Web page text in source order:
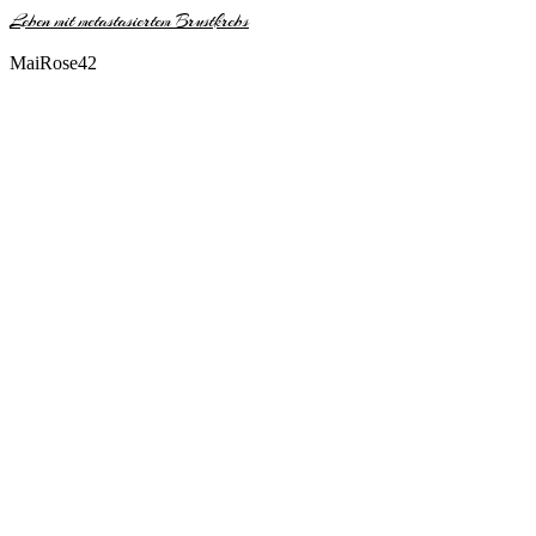
Leben mit metastasiertem Brustkrebs
MaiRose42